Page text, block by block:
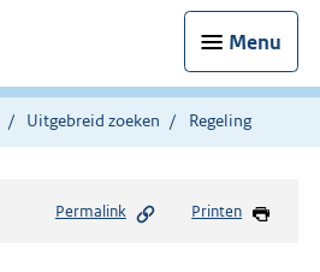
Menu
Uitgebreid zoeken Regeling
Permalink Printen